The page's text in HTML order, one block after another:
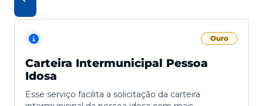
Ouro
Carteira Intermunicipal Pessoa
Idosa
Esse serviço facilita a solicitação da carteira